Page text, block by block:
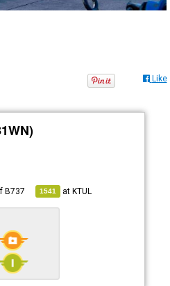
Like
B737 1541 atKTUL